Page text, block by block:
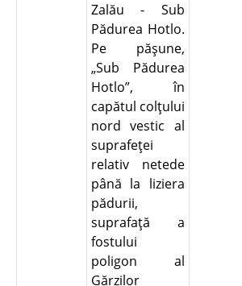
Zalău - Sub
Pădurea Hotlo.
Pe păşune,
„Sub Pădurea
Hotlo”, în
capătul colţului
nord vestic al
suprafeţei
relativ netede
până la liziera
pădurii,
suprafaţă a
fostului
poligon al
Gărzilor